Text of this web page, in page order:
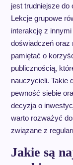
jest trudniejsze do
Lekcje grupowe
interakcję z
doświadczeń oraz
pamiętać o
publicznością,
nauczycieli. Takie
pewność siebie
decyzja o
warto rozważyć
związane z
Jakie są